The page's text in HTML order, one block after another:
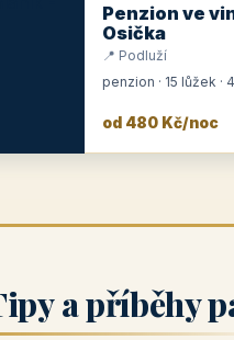
Penzion ve
Osička
📍 Podluží
penzion · 15 lůžek ·
od 480 Kč/noc
a příběhy